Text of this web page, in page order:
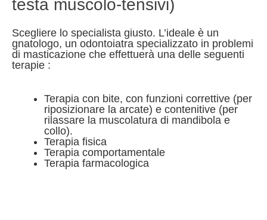
testa muscolo-tensivi)
Scegliere lo specialista giusto. L’ideale è un
gnatologo, un odontoiatra specializzato in problemi
di masticazione che effettuerà una delle seguenti
terapie :
Terapia con bite, con funzioni correttive (per
riposizionare la arcate) e contenitive (per
rilassare la muscolatura di mandibola e
collo).
Terapia fisica
Terapia comportamentale
Terapia farmacologica